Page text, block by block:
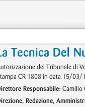
Tecnica Del
del Tribunale di
CR 1808 in data 15/03/
Responsabile: Camillo
Redazione,